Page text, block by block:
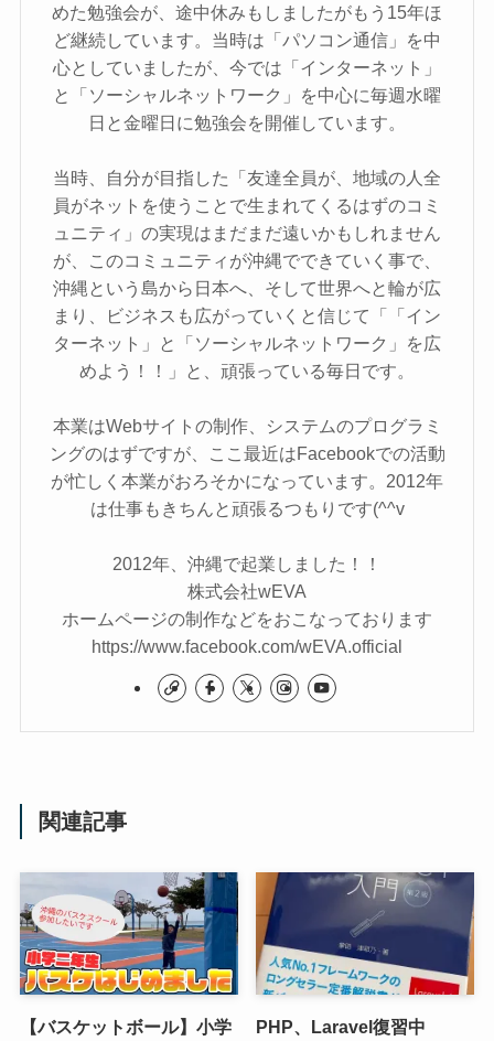
めた勉強会が、途中休みもしましたがもう15年ほ
ど継続しています。当時は「パソコン通信」を中
心としていましたが、今では「インターネット」
と「ソーシャルネットワーク」を中心に毎週水曜
日と金曜日に勉強会を開催しています。
当時、自分が目指した「友達全員が、地域の人全
員がネットを使うことで生まれてくるはずのコミ
ュニティ」の実現はまだまだ遠いかもしれません
が、このコミュニティが沖縄でできていく事で、
沖縄という島から日本へ、そして世界へと輪が広
まり、ビジネスも広がっていくと信じて「「イン
ターネット」と「ソーシャルネットワーク」を広
めよう！！」と、頑張っている毎日です。
本業はWebサイトの制作、システムのプログラミ
ングのはずですが、ここ最近はFacebookでの活動
が忙しく本業がおろそかになっています。2012年
は仕事もきちんと頑張るつもりです(^^v
2012年、沖縄で起業しました！！
株式会社wEVA
ホームページの制作などをおこなっております
https://www.facebook.com/wEVA.official
関連記事
【バスケットボール】小学
PHP、Laravel復習中